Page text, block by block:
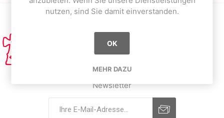
Newsletter
nutzen, sind Sie damit einverstanden.
OK
MEHR DAZU